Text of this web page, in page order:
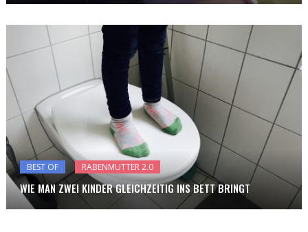
BEST OF RABENMUTTER 2.0
WIE MAN ZWEI KINDER GLEICHZEITIG INS BETT BRINGT